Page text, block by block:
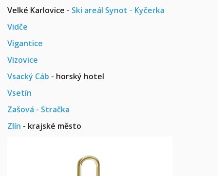
Velké Karlovice - Ski areál Synot - Kyčerka
Vidče
Vigantice
Vizovice
Vsacký Cáb - horský hotel
Vsetín
Zašová - Stračka
Zlín - krajské město